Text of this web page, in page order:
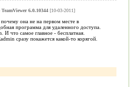
TeamViewer 6.0.10344[10-03-2011]
она не на первом месте в
программа для удаленного доступа.
что самое главное - бесплатная.
сразу покажется какой-то корягой.